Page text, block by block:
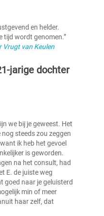
en helder.
tijd wordt genomen.”
Vrugt van Keulen
jarige dochter
we bij je geweest. Het
steeds zou zeggen
ik heb het gevoel
is geworden.
na het consult, had
E. de juiste weg
goed naar je geluisterd
min of meer
haar zelf, dat